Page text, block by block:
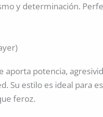
y determinación.
aporta potencia,
Su estilo es ideal para
feroz.